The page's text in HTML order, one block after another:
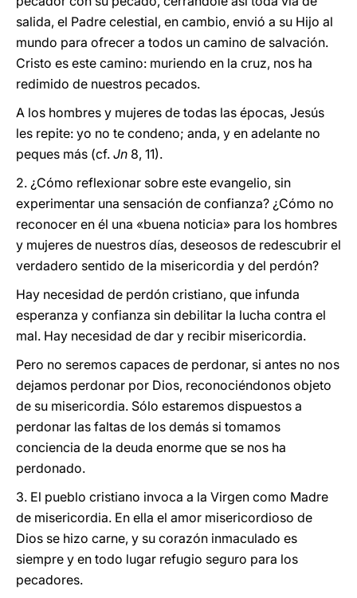
salida, el Padre celestial, en cambio, envió a su Hijo al
mundo para ofrecer a todos un camino de salvación.
Cristo es este camino: muriendo en la cruz, nos ha
redimido de nuestros pecados.
A los hombres y mujeres de todas las épocas, Jesús
les repite: yo no te condeno; anda, y en adelante no
peques más (cf. Jn 8, 11).
2. ¿Cómo reflexionar sobre este evangelio, sin
experimentar una sensación de confianza? ¿Cómo no
reconocer en él una «buena noticia» para los hombres
y mujeres de nuestros días, deseosos de redescubrir el
verdadero sentido de la misericordia y del perdón?
Hay necesidad de perdón cristiano, que infunda
esperanza y confianza sin debilitar la lucha contra el
mal. Hay necesidad de dar y recibir misericordia.
Pero no seremos capaces de perdonar, si antes no nos
dejamos perdonar por Dios, reconociéndonos objeto
de su misericordia. Sólo estaremos dispuestos a
perdonar las faltas de los demás si tomamos
conciencia de la deuda enorme que se nos ha
perdonado.
3. El pueblo cristiano invoca a la Virgen como Madre
de misericordia. En ella el amor misericordioso de
Dios se hizo carne, y su corazón inmaculado es
siempre y en todo lugar refugio seguro para los
pecadores.